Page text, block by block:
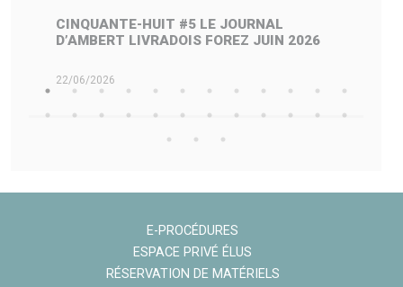
CINQUANTE-HUIT #5 LE JOURNAL
D’AMBERT LIVRADOIS FOREZ JUIN 2026
22/06/2026
E-PROCÉDURES
ESPACE PRIVÉ ÉLUS
RÉSERVATION DE MATÉRIELS